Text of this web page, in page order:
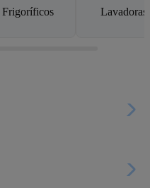
Frigoríficos Lavadoras